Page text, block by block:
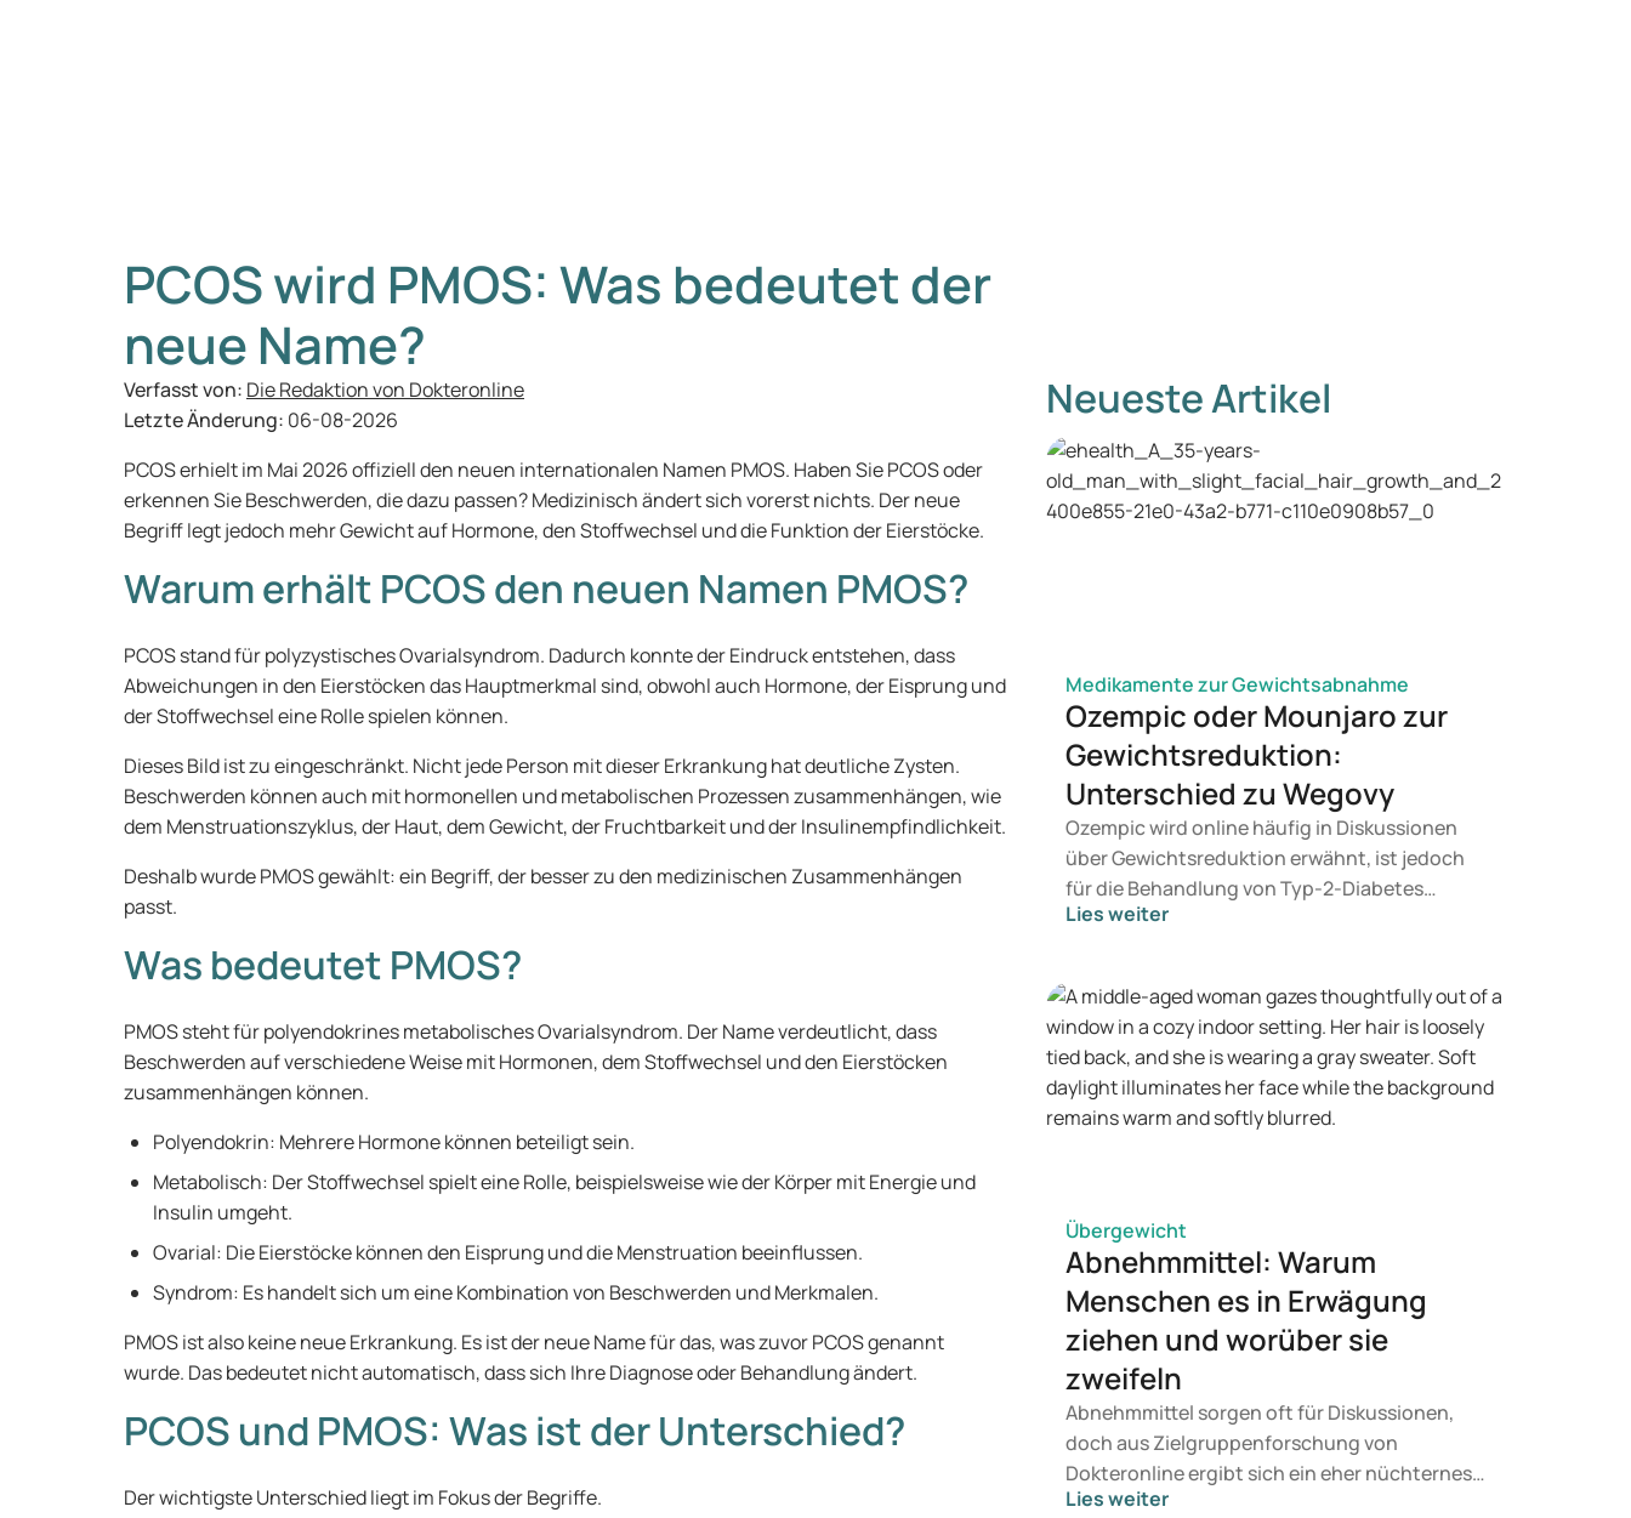
PCOS wird PMOS: Was bedeutet der
neue Name?
Verfasst von: Die Redaktion von Dokteronline
Letzte Änderung: 06-08-2026
PCOS erhielt im Mai 2026 offiziell den neuen internationalen Namen PMOS. Haben Sie PCOS oder
erkennen Sie Beschwerden, die dazu passen? Medizinisch ändert sich vorerst nichts. Der neue
Begriff legt jedoch mehr Gewicht auf Hormone, den Stoffwechsel und die Funktion der Eierstöcke.
Warum erhält PCOS den neuen Namen PMOS?
PCOS stand für polyzystisches Ovarialsyndrom. Dadurch konnte der Eindruck entstehen, dass
Abweichungen in den Eierstöcken das Hauptmerkmal sind, obwohl auch Hormone, der Eisprung und
der Stoffwechsel eine Rolle spielen können.
Dieses Bild ist zu eingeschränkt. Nicht jede Person mit dieser Erkrankung hat deutliche Zysten.
Beschwerden können auch mit hormonellen und metabolischen Prozessen zusammenhängen, wie
dem Menstruationszyklus, der Haut, dem Gewicht, der Fruchtbarkeit und der Insulinempfindlichkeit.
Deshalb wurde PMOS gewählt: ein Begriff, der besser zu den medizinischen Zusammenhängen
passt.
Was bedeutet PMOS?
PMOS steht für polyendokrines metabolisches Ovarialsyndrom. Der Name verdeutlicht, dass
Beschwerden auf verschiedene Weise mit Hormonen, dem Stoffwechsel und den Eierstöcken
zusammenhängen können.
Polyendokrin: Mehrere Hormone können beteiligt sein.
Metabolisch: Der Stoffwechsel spielt eine Rolle, beispielsweise wie der Körper mit Energie und
Insulin umgeht.
Ovarial: Die Eierstöcke können den Eisprung und die Menstruation beeinflussen.
Syndrom: Es handelt sich um eine Kombination von Beschwerden und Merkmalen.
PMOS ist also keine neue Erkrankung. Es ist der neue Name für das, was zuvor PCOS genannt
wurde. Das bedeutet nicht automatisch, dass sich Ihre Diagnose oder Behandlung ändert.
PCOS und PMOS: Was ist der Unterschied?
Der wichtigste Unterschied liegt im Fokus der Begriffe.
Neueste Artikel
Medikamente zur Gewichtsabnahme
Ozempic oder Mounjaro zur
Gewichtsreduktion:
Unterschied zu Wegovy
Ozempic wird online häufig in Diskussionen
über Gewichtsreduktion erwähnt, ist jedoch
für die Behandlung von Typ-2-Diabetes
vorgesehen. Suchen Sie eine Therapie zur
Behandlung für Sie geeignet ist, entscheidet
ein Arzt auf Basis Ihrer gesundheitlichen
Verfassung, Ihres BMI und Ihrer aktuellen
Medikation.
Lies weiter
Übergewicht
Abnehmmittel: Warum
Menschen es in Erwägung
ziehen und worüber sie
zweifeln
Abnehmmittel sorgen oft für Diskussionen,
doch aus Zielgruppenforschung von
Dokteronline ergibt sich ein eher nüchternes
Bild. Menschen möchten nicht nur weniger
Lies weiter